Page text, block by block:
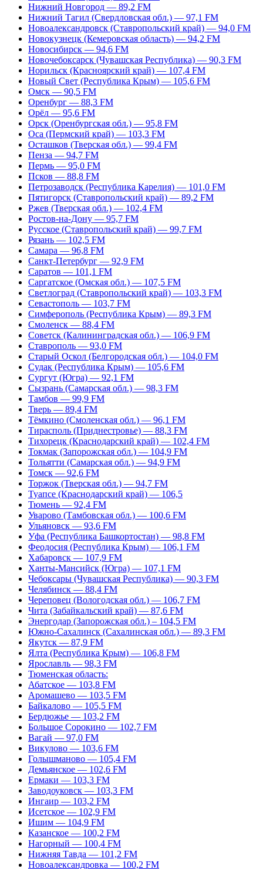
Нижний Новгород — 89,2 FM
Нижний Тагил (Свердловская обл.) — 97,1 FM
Новоалександровск (Ставропольский край) — 94,0 FM
Новокузнецк (Кемеровская область) — 94,2 FM
Новосибирск — 94,6 FM
Новочебоксарск (Чувашская Республика) — 90,3 FM
Норильск (Красноярский край) — 107,4 FM
Новый Свет (Республика Крым) — 105,6 FM
Омск — 90,5 FM
Оренбург — 88,3 FM
Орёл — 95,6 FM
Орск (Оренбургская обл.) — 95,8 FM
Оса (Пермский край) — 103,3 FM
Осташков (Тверская обл.) — 99,4 FM
Пенза — 94,7 FM
Пермь — 95,0 FM
Псков — 88,8 FM
Петрозаводск (Республика Карелия) — 101,0 FM
Пятигорск (Ставропольский край) — 89,2 FM
Ржев (Тверская обл.) — 102,4 FM
Ростов-на-Дону — 95,7 FM
Русское (Ставропольский край) — 99,7 FM
Рязань — 102,5 FM
Самара — 96,8 FM
Санкт-Петербург — 92,9 FM
Саратов — 101,1 FM
Саргатское (Омская обл.) — 107,5 FM
Светлоград (Ставропольский край) — 103,3 FM
Севастополь — 103,7 FM
Симферополь (Республика Крым) — 89,3 FM
Смоленск — 88,4 FM
Советск (Калининградская обл.) — 106,9 FM
Ставрополь — 93,0 FM
Старый Оскол (Белгородская обл.) — 104,0 FM
Судак (Республика Крым) — 105,6 FM
Сургут (Югра) — 92,1 FM
Сызрань (Самарская обл.) — 98,3 FM
Тамбов — 99,9 FM
Тверь — 89,4 FM
Тёмкино (Смоленская обл.) — 96,1 FM
Тирасполь (Приднестровье) — 88,3 FM
Тихорецк (Краснодарский край) — 102,4 FM
Токмак (Запорожская обл.) — 104,9 FM
Тольятти (Самарская обл.) — 94,9 FM
Томск — 92,6 FM
Торжок (Тверская обл.) — 94,7 FM
Туапсе (Краснодарский край) — 106,5
Тюмень — 92,4 FM
Уварово (Тамбовская обл.) — 100,6 FM
Ульяновск — 93,6 FM
Уфа (Республика Башкортостан) — 98,8 FM
Феодосия (Республика Крым) — 106,1 FM
Хабаровск — 107,9 FM
Ханты-Мансийск (Югра) — 107,1 FM
Чебоксары (Чувашская Республика) — 90,3 FM
Челябинск — 88,4 FM
Череповец (Вологодская обл.) — 106,7 FM
Чита (Забайкальский край) — 87,6 FM
Энергодар (Запорожская обл.) – 104,5 FM
Южно-Сахалинск (Сахалинская обл.) — 89,3 FM
Якутск — 87,9 FM
Ялта (Республика Крым) — 106,8 FM
Ярославль — 98,3 FM
Тюменская область:
Абатское — 103,8 FM
Аромашево — 103,5 FM
Байкалово — 105,5 FM
Бердюжье — 103,2 FM
Большое Сорокино — 102,7 FM
Вагай — 97,0 FM
Викулово — 103,6 FM
Голышманово — 105,4 FM
Демьянское — 102,6 FM
Ермаки — 103,3 FM
Заводоуковск — 103,3 FM
Ингаир — 103,2 FM
Исетское — 102,9 FM
Ишим — 104,9 FM
Казанское — 100,2 FM
Нагорный — 100,4 FM
Нижняя Тавда — 101,2 FM
Новоалександровка — 100,2 FM